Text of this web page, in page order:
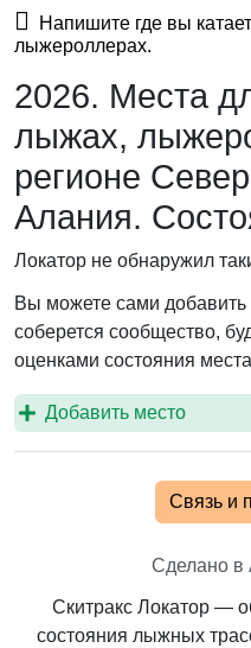
Напишите где вы
лыжероллерах.
2026. Места
лыжах,
регионе
Алания.
Локатор не обнаружил
Вы можете сами добавить
соберется сообщество,
оценками состояния места
Добавить место
Связь и
Сделано
Скитракс Локатор —
состояния лыжных